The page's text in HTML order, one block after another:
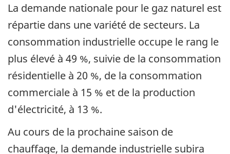
La demande nationale pour le gaz naturel est
répartie dans une variété de secteurs. La
consommation industrielle occupe le rang le
plus élevé à 49 %, suivie de la consommation
résidentielle à 20 %, de la consommation
commerciale à 15 % et de la production
d'électricité, à 13 %.
Au cours de la prochaine saison de
chauffage, la demande industrielle subira